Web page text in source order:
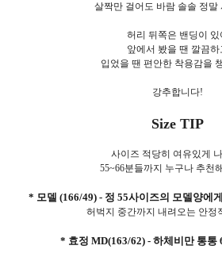
살짝만 걸어도 바람 솔솔 정말
허리 뒤쪽은 밴딩이 있
앞에서 봤을 땐 깔끔하
입었을 땐 편안한 착용감을
강추합니다!
Size TIP
사이즈 적당히 여유있게
55~66분들까지 누구나 추천
* 모델 (166/49) - 정 55사이즈의 모델양에
허벅지 중간까지 내려오는 안정
* 효정 MD(163/62) - 하체비만 통통